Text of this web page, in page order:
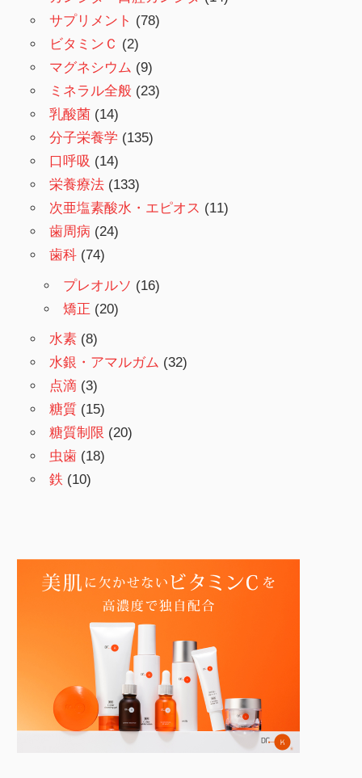
サプリメント (78)
ビタミンＣ (2)
マグネシウム (9)
ミネラル全般 (23)
乳酸菌 (14)
分子栄養学 (135)
口呼吸 (14)
栄養療法 (133)
次亜塩素酸水・エピオス (11)
歯周病 (24)
歯科 (74)
プレオルソ (16)
矯正 (20)
水素 (8)
水銀・アマルガム (32)
点滴 (3)
糖質 (15)
糖質制限 (20)
虫歯 (18)
鉄 (10)